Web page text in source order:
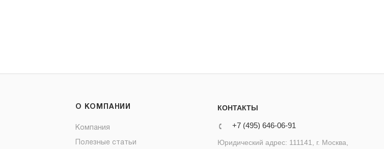
О КОМПАНИИ
Компания
Полезные статьи
КОНТАКТЫ
+7 (495) 646-06-91
Юридический адрес: 111141, г. Москва,